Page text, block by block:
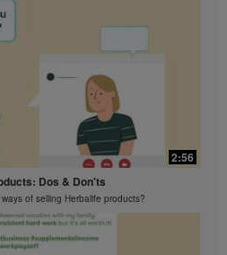
ងបរិមាណលក់ ឬបទពិសោធន៍
មាជិកឯករាជ្យរបស់
ៅក្នុងកម្រិតខុសគ្នានៅក្នុង
នកដែលរស់នៅក្នុងបណ្តា
ាក់ចំណូលអនុវត្តចំពោះ
(ឬ ឧទាហរណ៍) ត្រួវ
នជាមធ្យមភាគ ហើយក៏មិន
ានូវអ្វីដែឡអ្នករកបាន។
មធ្យមថ្មីបំផុត
អនុវត្តទៅតំបន់ដែល
ស់អ្នក, សូមពិគ្រោះ
។
រធានាអះអាងពីការស្រក
មិនត្រូវបានអនុញ្ញាត
ទម្ងន់របស់បុគ្គល
2:56
Dos & Don'ts
of selling Herbalife products?